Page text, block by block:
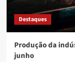
Destaques
Produção da
junho